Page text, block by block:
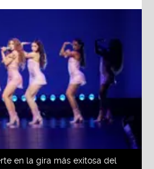
en la gira más exitosa del